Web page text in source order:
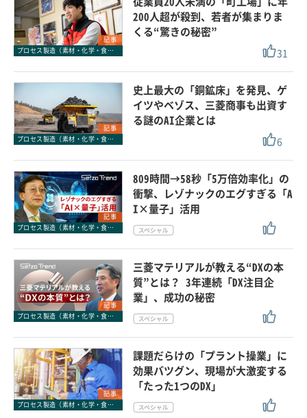
記事
プロセス製造（素材・化学・食品・医薬品）
200人超が殺到、若者が集まりま
くる“驚きの秘密”
31
記事
プロセス製造（素材・化学・食品・医薬品）
史上最大の「銅鉱床」を発見、ゲ
イツやベゾス、三菱商事も出資す
る謎のAI企業とは
6
記事
プロセス製造（素材・化学・食品・医薬品）
809時間→58秒「5万倍効率化」の
衝撃、レゾナックのエグすぎる「A
I×量子」活用
記事
プロセス製造（素材・化学・食品・医薬品）
三菱マテリアルが教える“DXの本
質”とは？ 3年連続「DX注目企
業」、成功の秘密
記事
プロセス製造（素材・化学・食品・医薬品）
課題だらけの「プラント操業」に
効果バツグン、現場が大激変する
「たった1つのDX」